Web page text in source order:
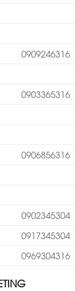
0909246316
0903365316
0906856316
0902345304
0917345304
0969304316